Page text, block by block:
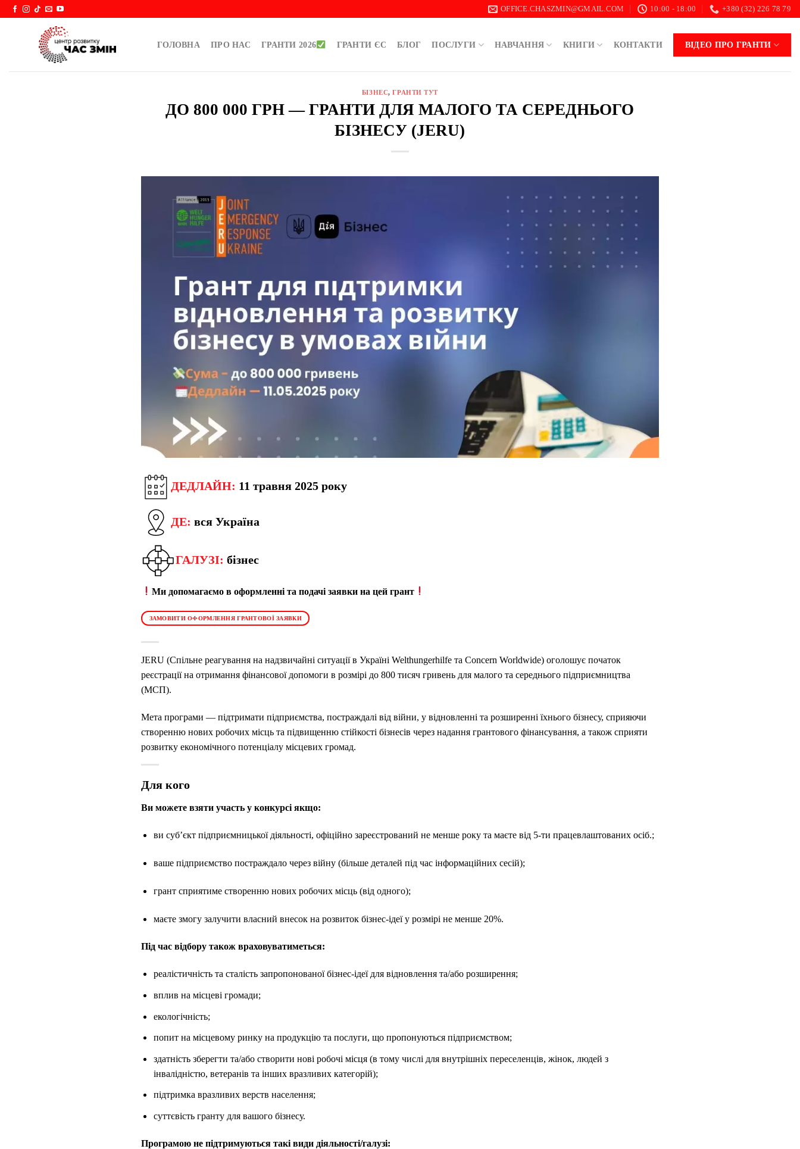
Skip
OFFICE.CHASZMIN@GMAIL.COM 10:00 - 18:00 +380 (32) 226 78 79
ГОЛОВНА ПРО НАС ГРАНТИ 2026 ГРАНТИ ЄС БЛОГ ПОСЛУГИ НАВЧАННЯ КНИГИ КОНТАКТИ ВІДЕО ПРО ГРАНТИ
БІЗНЕС,ГРАНТИ ТУТ
ДО 800 000 ГРН — ГРАНТИ ДЛЯ МАЛОГО ТА СЕРЕДНЬОГО
БІЗНЕСУ (JERU)
ДЕДЛАЙН: 11 травня 2025 року
ДЕ: вся Україна
ГАЛУЗІ: бізнес
Ми допомагаємо в оформленні та подачі заявки на цей грант
ЗАМОВИТИ ОФОРМЛЕННЯ ГРАНТОВОЇ ЗАЯВКИ
JERU (Спільне реагування на надзвичайні ситуації в Україні Welthungerhilfe та Concern Worldwide) оголошує початок
реєстрації на отримання фінансової допомоги в розмірі до 800 тисяч гривень для малого та середнього підприємництва
(МСП).
Мета програми — підтримати підприємства, постраждалі від війни, у відновленні та розширенні їхнього бізнесу, сприяючи
створенню нових робочих місць та підвищенню стійкості бізнесів через надання грантового фінансування, а також сприяти
розвитку економічного потенціалу місцевих громад.
Для кого
Ви можете взяти участь у конкурсі якщо:
ви суб’єкт підприємницької діяльності, офіційно зареєстрований не менше року та маєте від 5-ти працевлаштованих осіб.;
ваше підприємство постраждало через війну (більше деталей під час інформаційних сесій);
грант сприятиме створенню нових робочих місць (від одного);
маєте змогу залучити власний внесок на розвиток бізнес-ідеї у розмірі не менше 20%.
Під час відбору також враховуватиметься:
реалістичність та сталість запропонованої бізнес-ідеї для відновлення та/або розширення;
вплив на місцеві громади;
екологічність;
попит на місцевому ринку на продукцію та послуги, що пропонуються підприємством;
здатність зберегти та/або створити нові робочі місця (в тому числі для внутрішніх переселенців, жінок, людей з
інвалідністю, ветеранів та інших вразливих категорій);
підтримка вразливих верств населення;
суттєвість гранту для вашого бізнесу.
Програмою не підтримуються такі види діяльності/галузі: